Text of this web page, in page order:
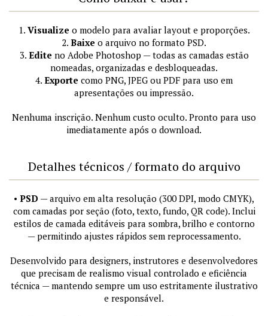
1. Visualize o modelo para avaliar layout e proporções.
2. Baixe o arquivo no formato PSD.
3. Edite no Adobe Photoshop — todas as camadas estão
nomeadas, organizadas e desbloqueadas.
4. Exporte como PNG, JPEG ou PDF para uso em
apresentações ou impressão.
Nenhuma inscrição. Nenhum custo oculto. Pronto para uso
imediatamente após o download.
Detalhes técnicos / formato do arquivo
• PSD — arquivo em alta resolução (300 DPI, modo CMYK),
com camadas por seção (foto, texto, fundo, QR code). Inclui
estilos de camada editáveis para sombra, brilho e contorno
— permitindo ajustes rápidos sem reprocessamento.
Desenvolvido para designers, instrutores e desenvolvedores
que precisam de realismo visual controlado e eficiência
técnica — mantendo sempre um uso estritamente ilustrativo
e responsável.